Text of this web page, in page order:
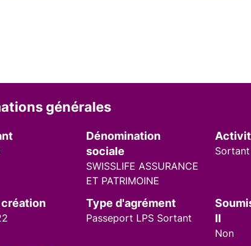
générales
Dénomination
sociale
SWISSLIFE ASSURANCE
ET PATRIMOINE
Sortant
création Type d'agrément
Passeport LPS Sortant
II
Non